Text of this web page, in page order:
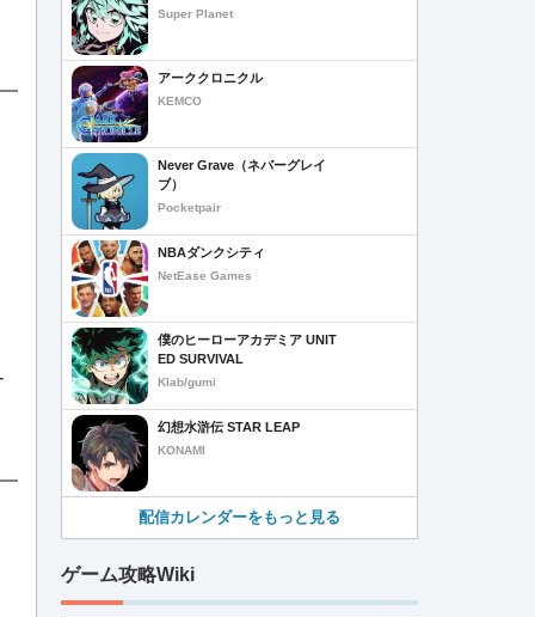
Super Planet
アーククロニクル
KEMCO
Never Grave（ネバーグレイ
ブ）
Pocketpair
NBAダンクシティ
NetEase Games
僕のヒーローアカデミア UNIT
ED SURVIVAL
Klab/gumi
幻想水滸伝 STAR LEAP
KONAMI
配信カレンダーをもっと見る
ゲーム攻略Wiki